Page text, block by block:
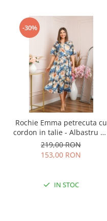
-30%
Rochie Emma petrecuta cu
cordon in talie - Albastru cu
orange
219,00 RON
153,00 RON
IN STOC